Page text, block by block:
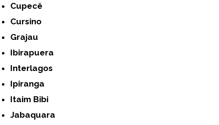
Cupecê
Cursino
Grajau
Ibirapuera
Interlagos
Ipiranga
Itaim Bibi
Jabaquara